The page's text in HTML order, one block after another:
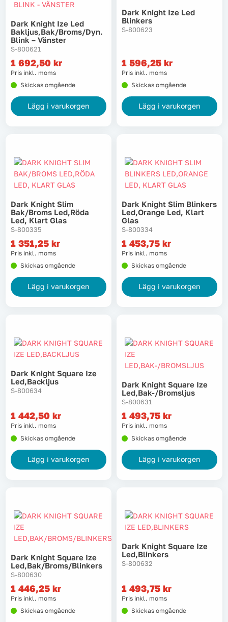
Hem Kampanjer
Varumärken
Om oss Kontakta oss
Dark Knight Ize Led
Bakljus,bak/broms/dyn.
Blink – Vänster
S-800621
1 692,50 kr
Pris inkl. moms
Skickas omgående
Lägg i varukorgen
Dark Knight Ize Led
Blinkers
S-800623
1 596,25 kr
Pris inkl. moms
Skickas omgående
Lägg i varukorgen
Dark Knight Slim
Bak/broms Led,röda
Led, Klart Glas
S-800335
1 351,25 kr
Pris inkl. moms
Skickas omgående
Lägg i varukorgen
Dark Knight Slim Blinkers
Led,orange Led, Klart
Glas
S-800334
1 453,75 kr
Pris inkl. moms
Skickas omgående
Lägg i varukorgen
Dark Knight Square Ize
Led,backljus
S-800634
1 442,50 kr
Pris inkl. moms
Skickas omgående
Lägg i varukorgen
Dark Knight Square Ize
Led,bak-/bromsljus
S-800631
1 493,75 kr
Pris inkl. moms
Skickas omgående
Lägg i varukorgen
Dark Knight Square Ize
Led,bak/broms/blinkers
S-800630
1 446,25 kr
Pris inkl. moms
Skickas omgående
Dark Knight Square Ize
Led,blinkers
S-800632
1 493,75 kr
Pris inkl. moms
Skickas omgående